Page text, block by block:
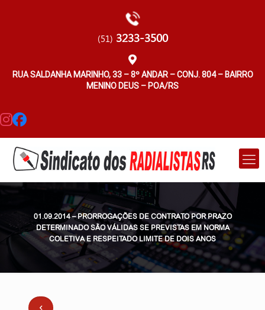
(51) 3233-3500
RUA SALDANHA MARINHO, 33 – 8º ANDAR – CONJ. 804 – BAIRRO
MENINO DEUS – POA/RS
01.09.2014 – PRORROGAÇÕES DE CONTRATO POR PRAZO
DETERMINADO SÃO VÁLIDAS SE PREVISTAS EM NORMA
COLETIVA E RESPEITADO LIMITE DE DOIS ANOS